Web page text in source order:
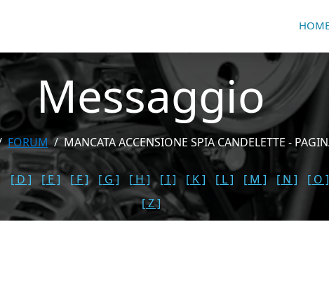
Messaggio
FORUM MANCATA ACCENSIONE SPIA CANDELETTE -
[ D ] [ E ] [ F ] [ G ] [ H ] [ I ] [ K ] [ L ] [ M ] [ N ] [ O ]
[ Z ]